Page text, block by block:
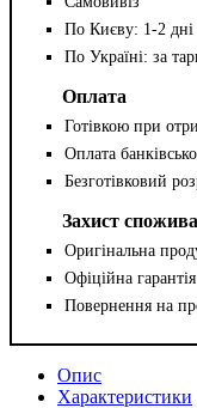
По Києву: 1-2 дні
По Україні: за
Оплата
Готівкою при
Оплата
Безготівковий
Захист
Оригінальна
Офіційна гарантія
Повернення на
Опис
Характеристики